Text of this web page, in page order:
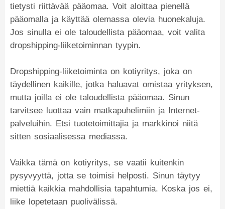
tietysti riittävää pääomaa. Voit aloittaa pienellä
pääomalla ja käyttää olemassa olevia huonekaluja.
Jos sinulla ei ole taloudellista pääomaa, voit valita
dropshipping-liiketoiminnan tyypin.
Dropshipping-liiketoiminta on kotiyritys, joka on
täydellinen kaikille, jotka haluavat omistaa yrityksen,
mutta joilla ei ole taloudellista pääomaa. Sinun
tarvitsee luottaa vain matkapuhelimiin ja Internet-
palveluihin. Etsi tuotetoimittajia ja markkinoi niitä
sitten sosiaalisessa mediassa.
Vaikka tämä on kotiyritys, se vaatii kuitenkin
pysyvyyttä, jotta se toimisi helposti. Sinun täytyy
miettiä kaikkia mahdollisia tapahtumia. Koska jos ei,
liike lopetetaan puolivälissä.